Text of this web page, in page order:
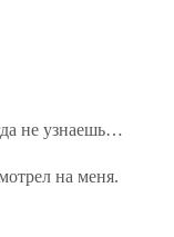
не узнаешь…
на меня.